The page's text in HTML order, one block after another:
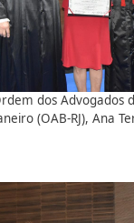
dos Advogados
(OAB-RJ), Ana